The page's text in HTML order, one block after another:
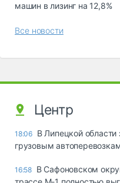
машин в лизинг на 12,8%
Все новости
Центр
18:06 В Липецкой
грузовым
16:58 В Сафоновском